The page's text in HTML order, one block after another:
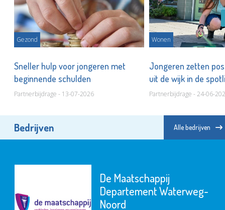
Gezond
Sneller hulp voor jongeren met
beginnende schulden
Partnerbijdrage - 13-07-2026
Wonen
Jongeren zetten
uit de wijk in de
Partnerbijdrage - 24-06-
Bedrijven Alle bedrijven
MAES